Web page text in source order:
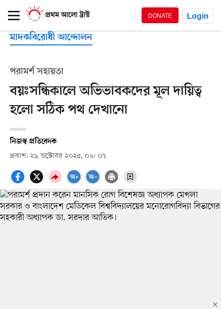
DONATE Login
মাদকবিরোধী আন্দোলন
পরামর্শ সহায়তা
বয়ঃসন্ধিকালে অভিভাবকদের মূল দায়িত্ব
হলো সঠিক পথ দেখানো
নিজস্ব প্রতিবেদক
প্রকাশ: ২৯ অক্টোবর ২০২৫, ০৬: ০৭